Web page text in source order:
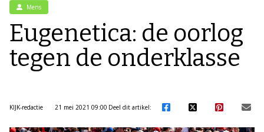
Mens
Eugenetica: de oorlog
tegen de onderklasse
KIJK-redactie 21 mei 2021 09:00 Deel dit artikel: